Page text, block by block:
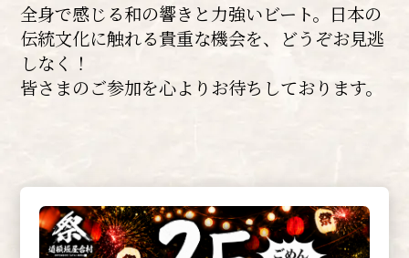
全身で感じる和の響きと力強いビート。日本の
伝統文化に触れる貴重な機会を、どうぞお見逃
しなく！
皆さまのご参加を心よりお待ちしております。